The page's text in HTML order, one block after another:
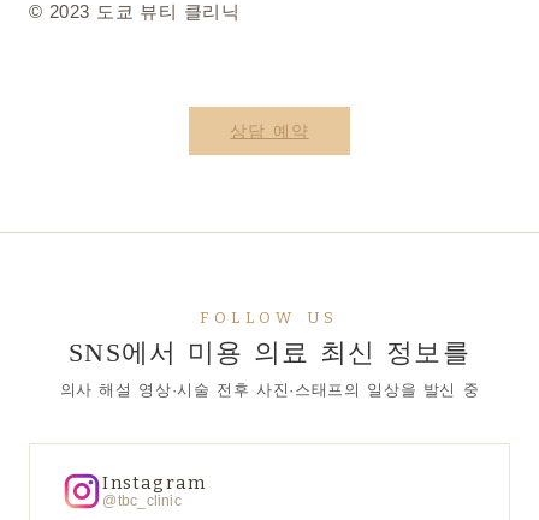
© 2023 도쿄 뷰티 클리닉
상담 예약
FOLLOW US
SNS에서 미용 의료 최신 정보를
의사 해설 영상·시술 전후 사진·스태프의 일상을 발신 중
Instagram
@tbc_clinic